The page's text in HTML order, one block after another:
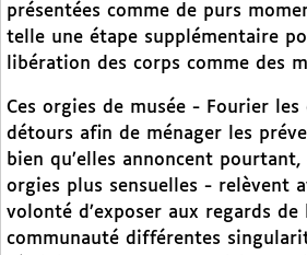
présentées comme de purs
telle une étape supplémentaire
libération des corps comme des
Ces orgies de musée - Fourier les
détours afin de ménager les
bien qu’elles annoncent pourtant,
orgies plus sensuelles - relèvent
volonté d’exposer aux regards de
communauté différentes